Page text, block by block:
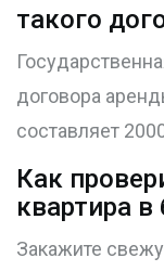
такого
договора
составляет
Как
квартира в
Закажите